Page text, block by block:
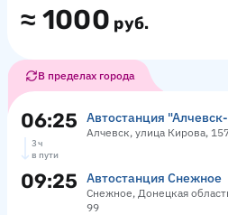
≈ 1000 руб.
В пределах города
06:25 Автостанция
Алчевск, улица Кирова,
3 ч
в пути
09:25 Автостанция Снежное
Снежное, Донецкая
99